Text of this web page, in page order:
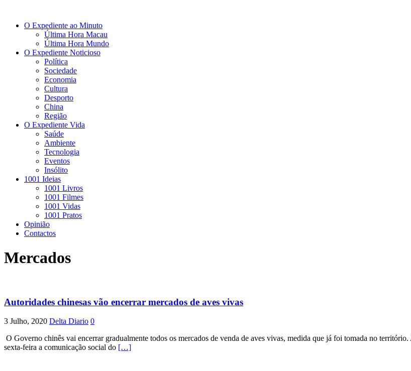
O Expediente ao Minuto
Última Hora Macau
Última Hora Mundo
O Expediente Noticioso
Política
Sociedade
Economia
Cultura
Desporto
China
Região
O Expediente Vida
Saúde
Ambiente
Tecnologia
Eventos
Insólito
1001 Ideias
1001 Livros
1001 Filmes
1001 Vidas
1001 Pratos
Opinião
Contactos
Mercados
Autoridades chinesas vão encerrar mercados de aves vivas
3 Julho, 2020 Delta Diario 0
O Governo chinês vai encerrar gradualmente todos os mercados de venda de aves vivas, medida que já foi tomada no
sexta-feira a comunicação social do […]